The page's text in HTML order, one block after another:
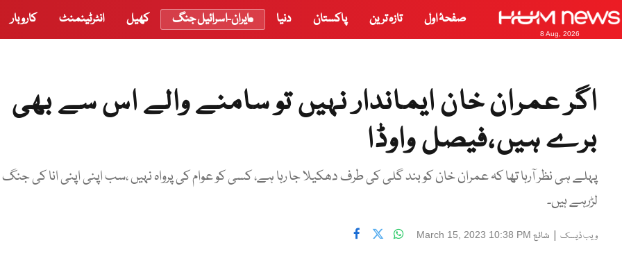
8 Aug, 2026
صفحۂ اول تازہ ترین پاکستان دنیا ایران-اسرائیل جنگ کھیل انٹرٹینمنٹ کاروبار
اگر عمران خان ایماندار نہیں تو سامنے والے اس سے بھی
برے ہیں،فیصل واوڈا
پہلے ہی نظر آرہا تھا کہ عمران خان کو بند گلی کی طرف دھکیلا جا رہا ہے، کسی کو عوام کی پرواہ نہیں ،سب اپنی اپنی انا کی جنگ
لڑرہے ہیں۔
ویب ڈیسک | شائع March 15, 2023 10:38 PM